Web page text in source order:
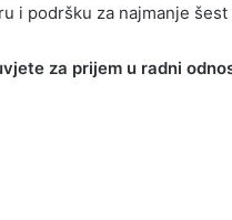
i podršku za najmanje
za prijem u radni